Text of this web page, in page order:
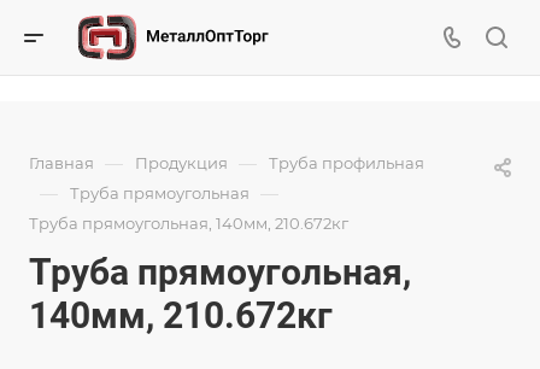
Главная — Продукция — Труба профильная
— Труба прямоугольная —
Труба прямоугольная, 140мм, 210.672кг
Труба прямоугольная,
140мм, 210.672кг